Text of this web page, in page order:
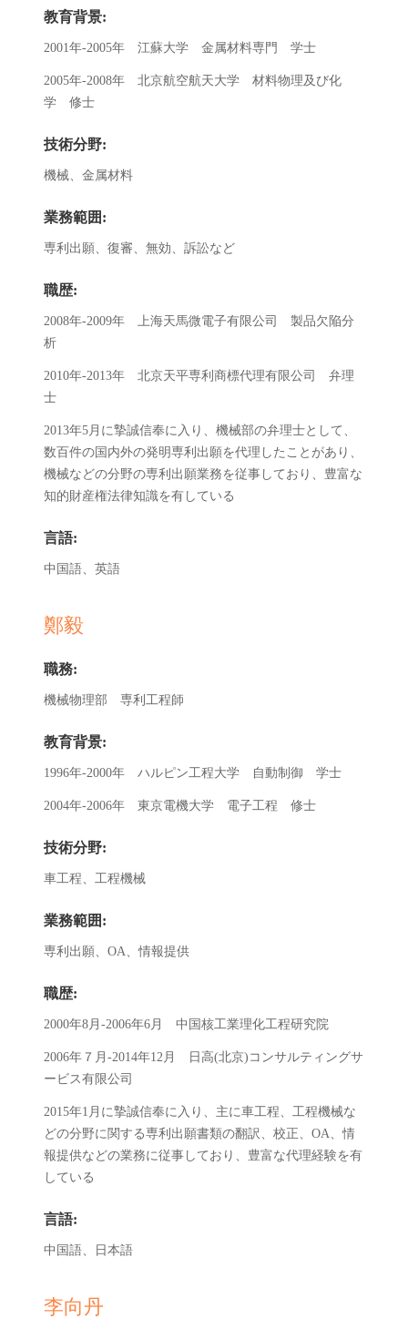
教育背景:
2001年-2005年 江蘇大学 金属材料専門 学士
2005年-2008年 北京航空航天大学 材料物理及び化
学 修士
技術分野:
機械、金属材料
業務範囲:
専利出願、復審、無効、訴訟など
職歴:
2008年-2009年 上海天馬微電子有限公司 製品欠陥分
析
2010年-2013年 北京天平専利商標代理有限公司 弁理
士
2013年5月に摯誠信奉に入り、機械部の弁理士として、
数百件の国内外の発明専利出願を代理したことがあり、
機械などの分野の専利出願業務を従事しており、豊富な
知的財産権法律知識を有している
言語:
中国語、英語
鄭毅
職務:
機械物理部 専利工程師
教育背景:
1996年-2000年 ハルピン工程大学 自動制御 学士
2004年-2006年 東京電機大学 電子工程 修士
技術分野:
車工程、工程機械
業務範囲:
専利出願、OA、情報提供
職歴:
2000年8月-2006年6月 中国核工業理化工程研究院
2006年７月-2014年12月 日高(北京)コンサルティングサ
ービス有限公司
2015年1月に摯誠信奉に入り、主に車工程、工程機械な
どの分野に関する専利出願書類の翻訳、校正、OA、情
報提供などの業務に従事しており、豊富な代理経験を有
している
言語:
中国語、日本語
李向丹